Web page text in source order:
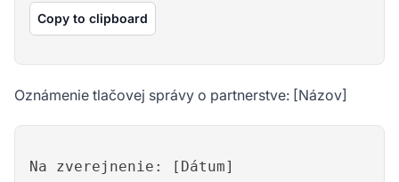
Copy to clipboard
Oznámenie tlačovej správy o partnerstve: [Názov]
Na zverejnenie: [Dátum]